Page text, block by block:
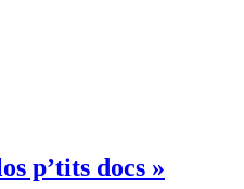
p’tits docs »